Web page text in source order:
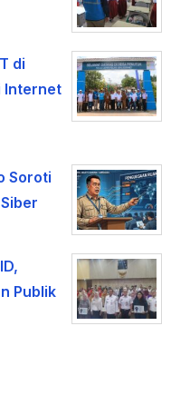
di
Internet
Soroti
Publik